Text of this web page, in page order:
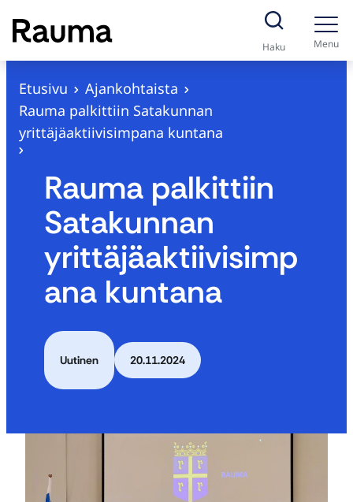
S
i
Haku Menu
Etusivu
Ajankohtaista
Rauma palkittiin Satakunnan
yrittäjäaktiivisimpana kuntana
Rauma palkittiin
Satakunnan
yrittäjäaktiivisimp
ana kuntana
Uutinen 20.11.2024